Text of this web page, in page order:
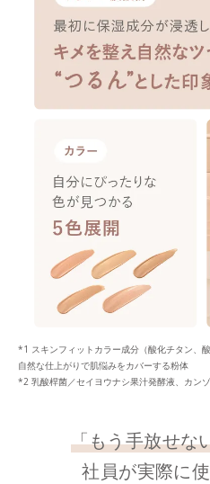
*1 スキンフィットカラー成分（酸化チタン、
自然な仕上がりで肌悩みをカバーする粉体
*2 乳酸桿菌／セイヨウナシ果汁発酵液、カン
「もう手放せな
社員が実際に